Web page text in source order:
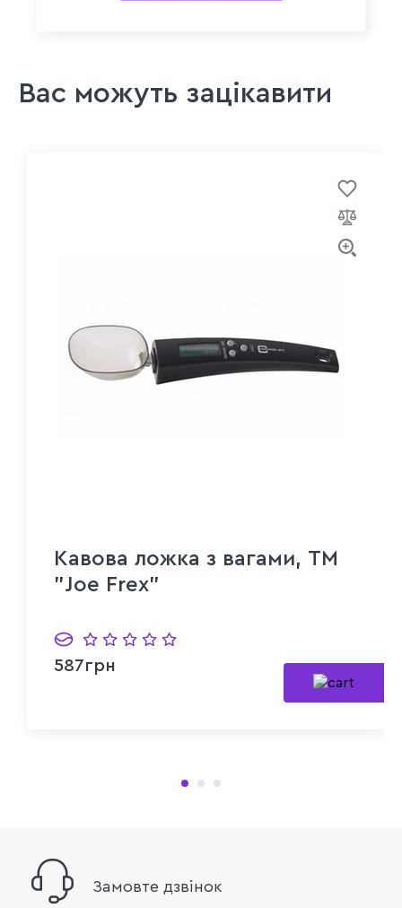
Вас можуть зацікавити
Кавова ложка з вагами, ТМ
"Joe Frex"
587грн
Замовте дзвінок